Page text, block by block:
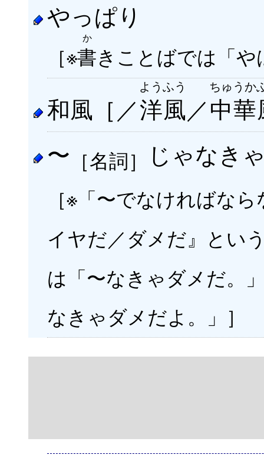
やっぱり
［※書
か
きことばでは「
和風［／洋風
ようふう
／中華
ちゅうか
〜 ［名詞］ じゃなき
［※「〜でなければな
イヤだ／ダメだ』とい
は「〜なきゃダメだ。
なきゃダメだよ。」］